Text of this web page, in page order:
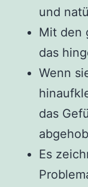
und
Mit den
das
Wenn
das
Es